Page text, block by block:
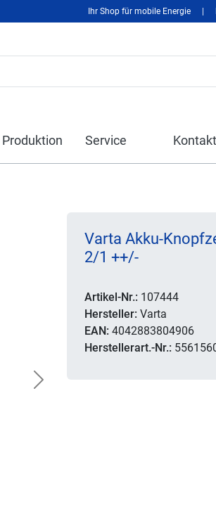
Ihr Shop für mobile Energie
Produktion Service Kontakt
Next
Varta Akku-
2/1 ++/-
Artikel-Nr.: 107444
Hersteller: Varta
EAN: 4042883804906
Herstellerart.-Nr.: